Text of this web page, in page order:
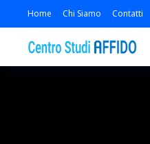
Home Chi Siamo Contatti